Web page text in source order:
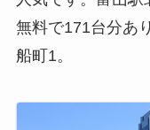
無料で171台分あ
船町1。